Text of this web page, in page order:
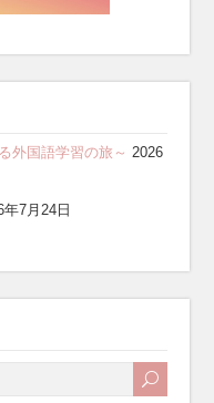
外国語学習の旅～ 2026
年7月24日